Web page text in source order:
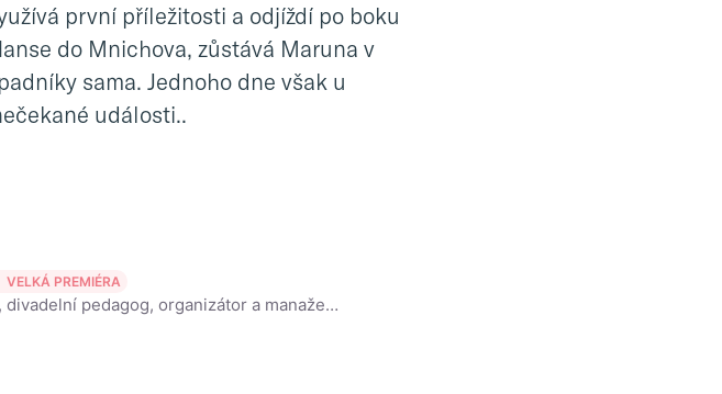
první příležitosti a odjíždí po boku
do Mnichova, zůstává Maruna v
sama. Jednoho dne však u
události..
VELKÁ PREMIÉRA
Český divadelní režisér, herec, dramatik, divadelní pedagog, organizátor a manažer, jenž v současné době působí jakožto umělecký vedoucí Dejvického divadla.